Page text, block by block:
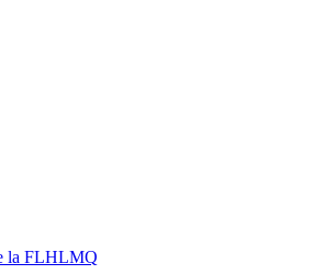
la FLHLMQ